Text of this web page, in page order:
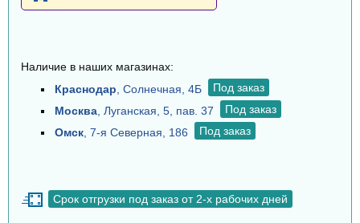
Наличие в наших магазинах:
Краснодар , Солнечная, 4Б
Под заказ
Москва , Луганская, 5, пав. 37
Под заказ
Омск , 7-я Северная, 186 Под заказ
Срок отгрузки под заказ от 2-х рабочих дней